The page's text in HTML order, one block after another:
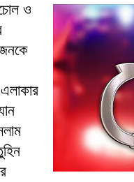
ও